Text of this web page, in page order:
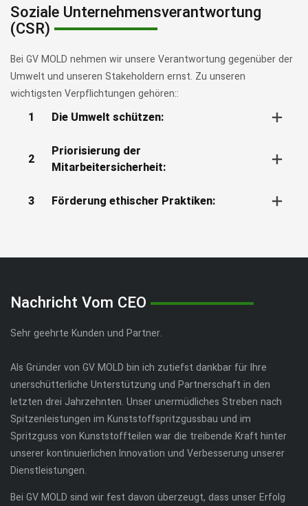
Soziale Unternehmensverantwortung
(CSR)
Bei GV MOLD nehmen wir unsere Verantwortung gegenüber der
Umwelt und unseren Stakeholdern ernst. Zu unseren
wichtigsten Verpflichtungen gehören::
1 Die Umwelt schützen:
2
Priorisierung der
Mitarbeitersicherheit:
3 Förderung ethischer Praktiken:
Nachricht Vom CEO
Sehr geehrte Kunden und Partner.
Als Gründer von GV MOLD bin ich zutiefst dankbar für Ihre
unerschütterliche Unterstützung und Partnerschaft in den
letzten drei Jahrzehnten. Unser unermüdliches Streben nach
Spitzenleistungen im Kunststoffspritzgussbau und im
Spritzguss von Kunststoffteilen war die treibende Kraft hinter
unserer kontinuierlichen Innovation und Verbesserung unserer
Dienstleistungen.
Bei GV MOLD sind wir fest davon überzeugt, dass unser Erfolg